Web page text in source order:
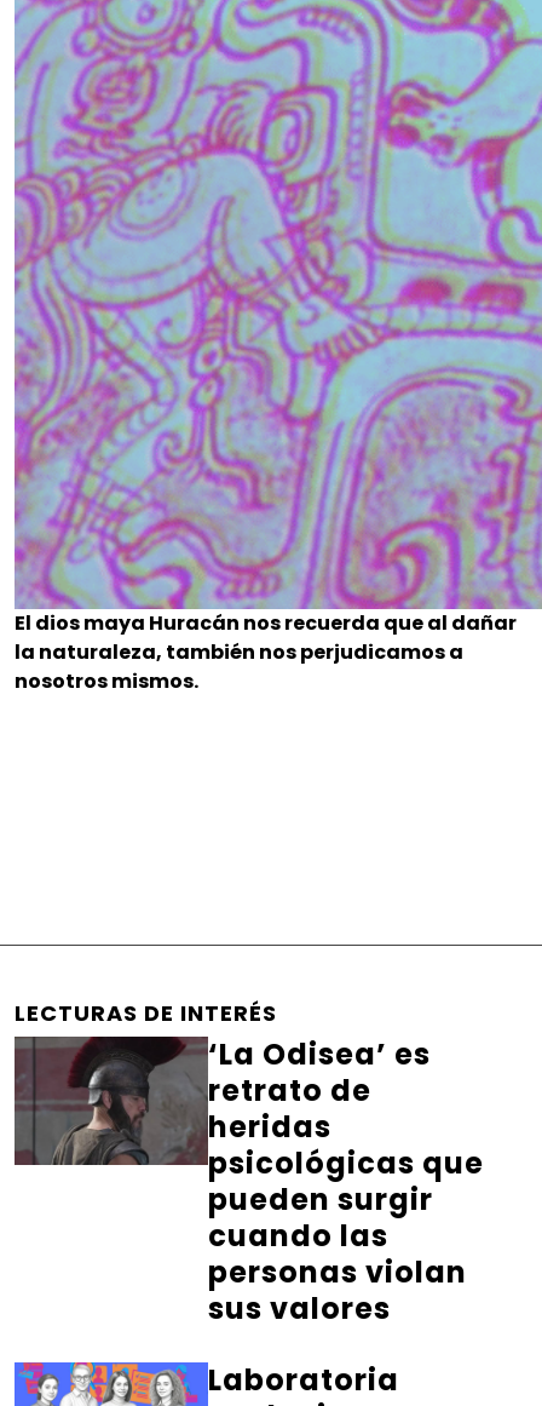
El dios maya Huracán nos recuerda que al dañar
la naturaleza, también nos perjudicamos a
nosotros mismos.
LECTURAS DE INTERÉS
‘La Odisea’ es
retrato de
heridas
psicológicas que
pueden surgir
cuando las
personas violan
sus valores
Laboratoria